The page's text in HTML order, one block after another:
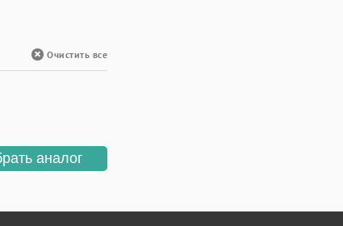
Очистить все
аналог